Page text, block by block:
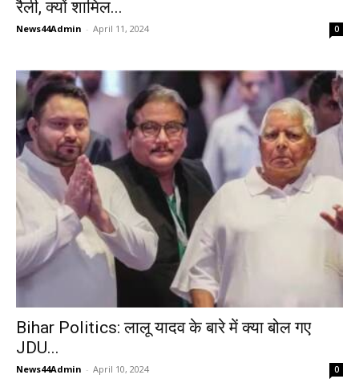
रैली, क्यों शामिल...
News44Admin - April 11, 2024 0
Bihar Politics: लालू यादव के बारे में क्या बोल गए
JDU...
News44Admin - April 10, 2024 0